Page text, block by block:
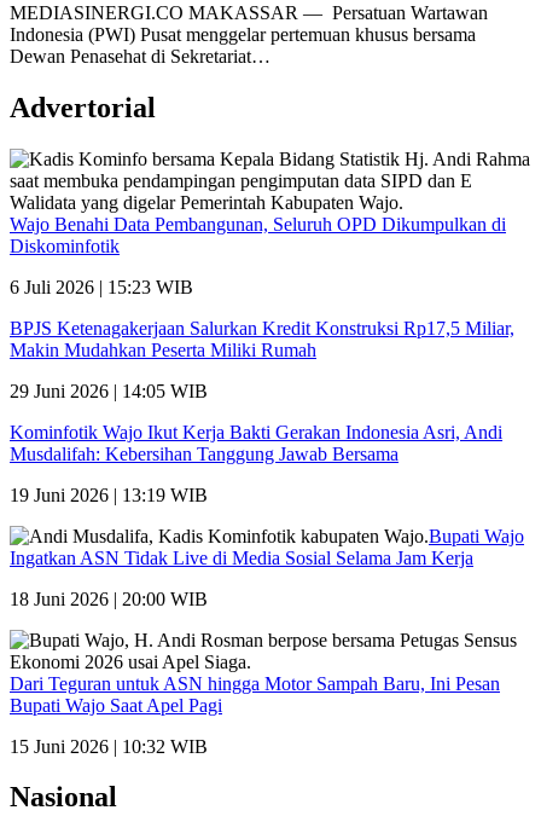
MEDIASINERGI.CO MAKASSAR — Persatuan Wartawan
Indonesia (PWI) Pusat menggelar pertemuan khusus bersama
Dewan Penasehat di Sekretariat…
Advertorial
Wajo Benahi Data Pembangunan, Seluruh OPD Dikumpulkan di
Diskominfotik
6 Juli 2026 | 15:23 WIB
BPJS Ketenagakerjaan Salurkan Kredit Konstruksi Rp17,5 Miliar,
Makin Mudahkan Peserta Miliki Rumah
29 Juni 2026 | 14:05 WIB
Kominfotik Wajo Ikut Kerja Bakti Gerakan Indonesia Asri, Andi
Musdalifah: Kebersihan Tanggung Jawab Bersama
19 Juni 2026 | 13:19 WIB
Bupati Wajo
Ingatkan ASN Tidak Live di Media Sosial Selama Jam Kerja
18 Juni 2026 | 20:00 WIB
Dari Teguran untuk ASN hingga Motor Sampah Baru, Ini Pesan
Bupati Wajo Saat Apel Pagi
15 Juni 2026 | 10:32 WIB
Nasional